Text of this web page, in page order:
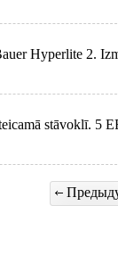
Hyperlite 2.
stāvoklī. 5